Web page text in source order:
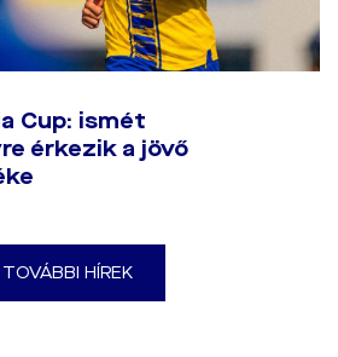
Cup: ismét
érkezik a jövő
TOVÁBBI HÍREK